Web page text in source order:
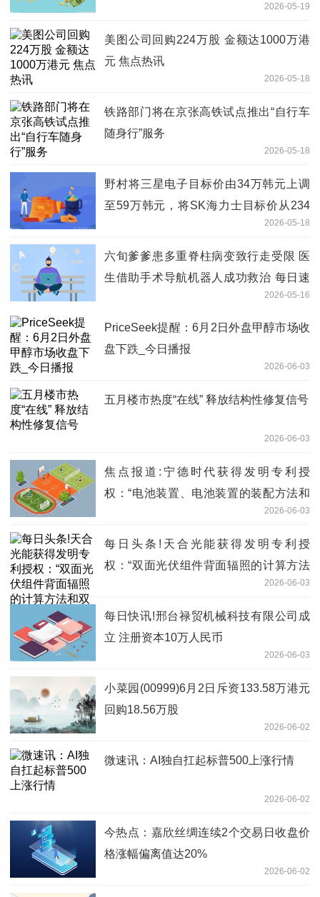
2026-05-19
美图公司回购224万股 金额达1000万港
元 焦点热讯
2026-05-18
铁路部门将在京张高铁试点推出“自行车
随身行”服务
2026-05-18
野村将三星电子目标价由34万韩元上调
至59万韩元，将SK海力士目标价从234
万韩元上调至400万韩元，评级均为“买
入”
2026-05-18
六旬爹爹患多重脊柱病变致行走受限 医
生借助手术导航机器人成功救治 每日速
2026-05-16
PriceSeek提醒：6月2日外盘甲醇市场收
盘下跌_今日播报
2026-06-03
五月楼市热度“在线” 释放结构性修复信号
2026-06-03
焦点报道:宁德时代获得发明专利授
权：“电池装置、电池装置的装配方法和
2026-06-03
每日头条!天合光能获得发明专利授
权：“双面光伏组件背面辐照的计算方法
2026-06-03
每日快讯!邢台禄贸机械科技有限公司成
立 注册资本10万人民币
2026-06-03
小菜园(00999)6月2日斥资133.58万港元
回购18.56万股
2026-06-02
微速讯：AI独自扛起标普500上涨行情
2026-06-02
今热点：嘉欣丝绸连续2个交易日收盘价
格涨幅偏离值达20%
2026-06-02